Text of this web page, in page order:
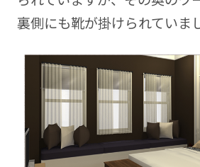
裏側にも靴が掛けられていま